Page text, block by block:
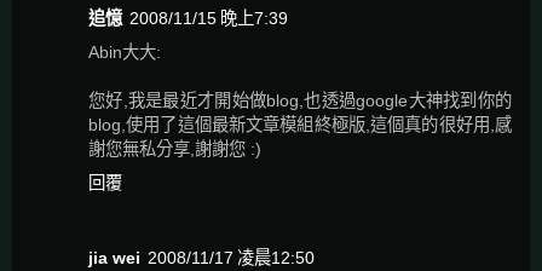
追憶 2008/11/15 晚上7:39
Abin大大:
您好,我是最近才開始做blog,也透過google大神找到你的
blog,使用了這個最新文章模組終極版,這個真的很好用,感
謝您無私分享,謝謝您 :)
回覆
jia wei 2008/11/17 凌晨12:50